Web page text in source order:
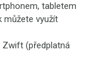
tabletem
můžete využít
Zwift (předplatná